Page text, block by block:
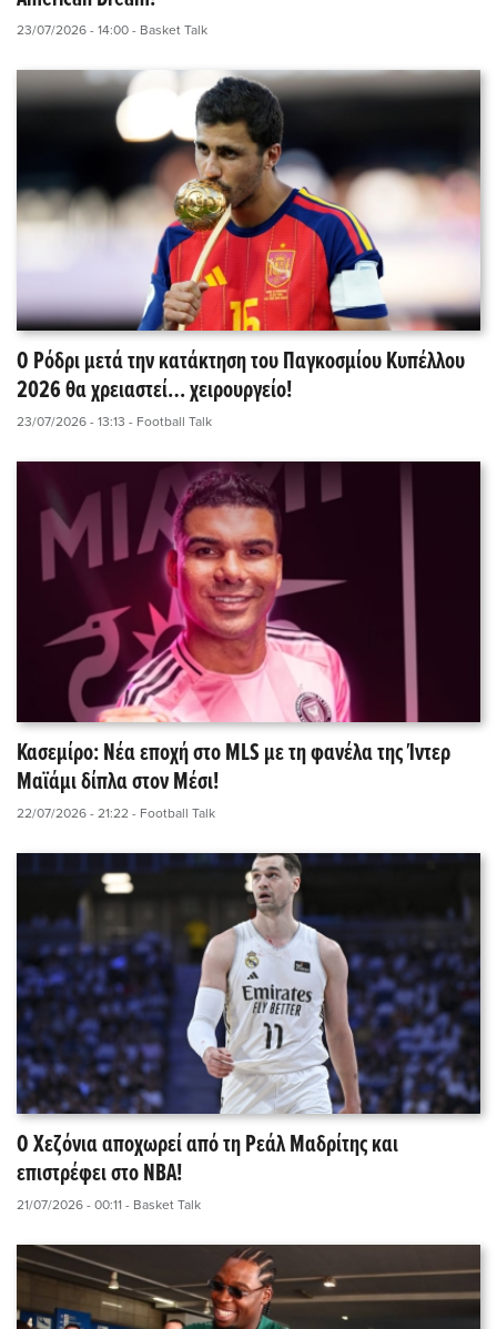
23/07/2026 - 14:00 - Basket Talk
Ο Ρόδρι μετά την κατάκτηση του Παγκοσμίου Κυπέλλου
2026 θα χρειαστεί… χειρουργείο!
23/07/2026 - 13:13 - Football Talk
Κασεμίρο: Νέα εποχή στο MLS με τη φανέλα της Ίντερ
Μαϊάμι δίπλα στον Μέσι!
22/07/2026 - 21:22 - Football Talk
Ο Χεζόνια αποχωρεί από τη Ρεάλ Μαδρίτης και
επιστρέφει στο ΝΒΑ!
21/07/2026 - 00:11 - Basket Talk